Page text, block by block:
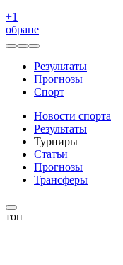
+1
обране
Результаты
Прогнозы
Спорт
Новости спорта
Результаты
Турниры
Статьи
Прогнозы
Трансферы
топ